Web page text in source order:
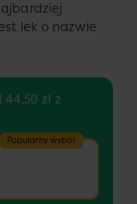
lek o nazwie
zł z
Popularny wybór